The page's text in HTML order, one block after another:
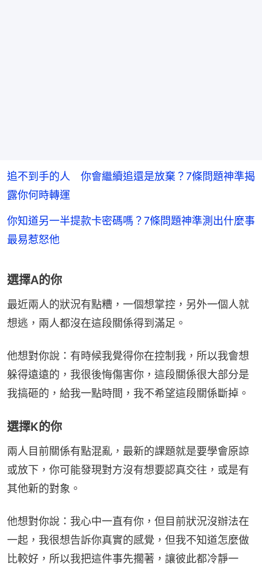
追不到手的人 你會繼續追還是放棄？7條問題神準揭
露你何時轉運
你知道另一半提款卡密碼嗎？7條問題神準測出什麼事
最易惹怒他
選擇A的你
最近兩人的狀況有點糟，一個想掌控，另外一個人就
想逃，兩人都沒在這段關係得到滿足。
他想對你說：有時候我覺得你在控制我，所以我會想
躲得遠遠的，我很後悔傷害你，這段關係很大部分是
我搞砸的，給我一點時間，我不希望這段關係斷掉。
選擇K的你
兩人目前關係有點混亂，最新的課題就是要學會原諒
或放下，你可能發現對方沒有想要認真交往，或是有
其他新的對象。
他想對你說：我心中一直有你，但目前狀況沒辦法在
一起，我很想告訴你真實的感覺，但我不知道怎麼做
比較好，所以我把這件事先擱著，讓彼此都冷靜一